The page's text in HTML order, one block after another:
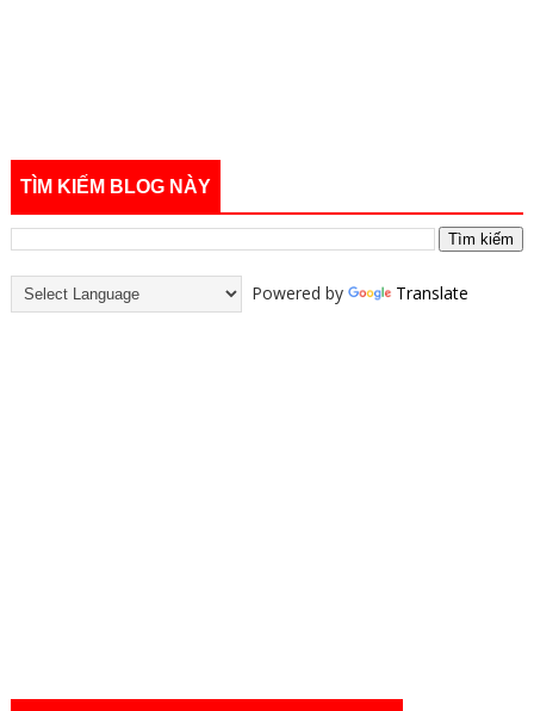
TÌM KIẾM BLOG NÀY
Powered by Translate